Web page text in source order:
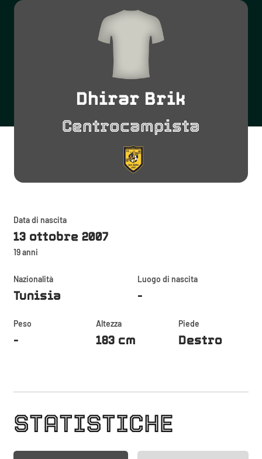
Dhirar Brik
Centrocampista
Data di nascita
13 ottobre 2007
19 anni
Nazionalità
Tunisia
Luogo di nascita
-
Peso
-
Altezza
183 cm
Piede
Destro
STATISTICHE